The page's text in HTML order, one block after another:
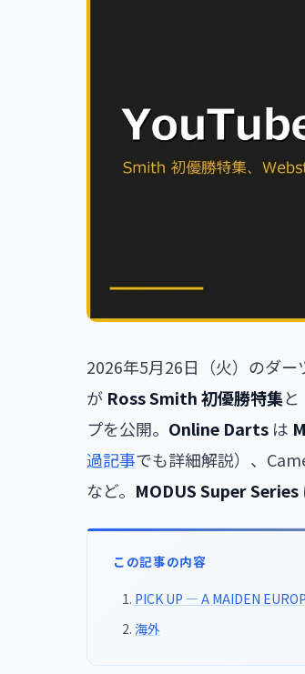
2026年5月26日（火）のダー
が Ross Smith 初優勝特集
プを公開。 Online Darts は
過記事でも詳細解説）、
など。 MODUS Super Series
この記事の内容
PICK UP — A MAIDEN
海外